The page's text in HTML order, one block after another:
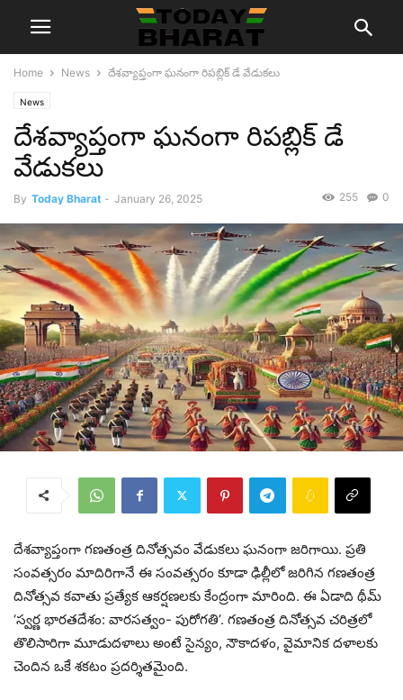
Home News దేశవ్యాప్తంగా ఘనంగా రిపబ్లిక్ డే వేడుకలు
News
దేశవ్యాప్తంగా ఘనంగా రిపబ్లిక్ డే
వేడుకలు
By Today Bharat - January 26, 2025 0
255
దేశవ్యాప్తంగా గణతంత్ర దినోత్సవం వేడుకలు ఘనంగా జరిగాయి. ప్రతి
సంవత్సరం మాదిరిగానే ఈ సంవత్సరం కూడా ఢిల్లీలో జరిగిన గణతంత్ర
దినోత్సవ కవాతు ప్రత్యేక ఆకర్షణలకు కేంద్రంగా మారింది. ఈ ఏడాది థీమ్
‘స్వర్ణ భారతదేశం: వారసత్వం- పురోగతి’. గణతంత్ర దినోత్సవ చరిత్రలో
తొలిసారిగా మూడుదళాలు అంటే సైన్యం, నౌకాదళం, వైమానిక దళాలకు
చెందిన ఒకే శకటం ప్రదర్శితమైంది.